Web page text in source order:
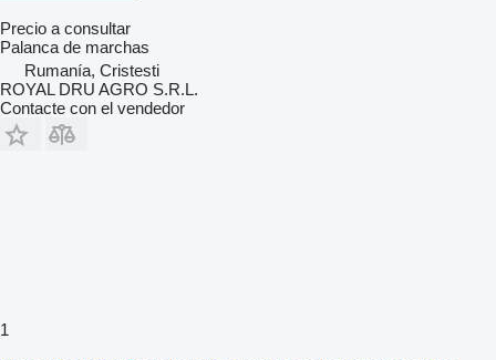
Precio a consultar
Palanca de marchas
Rumanía, Cristesti
ROYAL DRU AGRO S.R.L.
Contacte con el vendedor
1